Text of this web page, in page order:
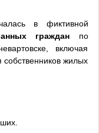
в фиктивной
граждан по
включая
собственников жилых